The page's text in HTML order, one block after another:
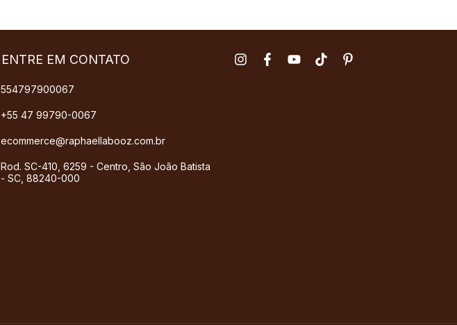
ENTRE EM CONTATO
554797900067
+55 47 99790-0067
ecommerce@raphaellabooz.com.br
Rod. SC-410, 6259 - Centro, São João Batista
- SC, 88240-000